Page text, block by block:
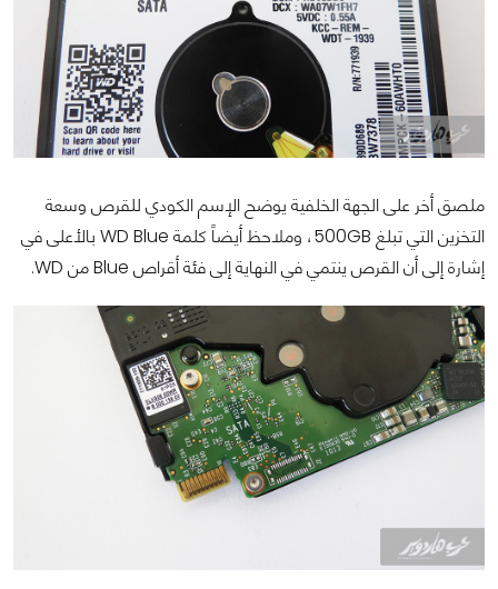
ملصق أخر على الجهة الخلفية يوضح الإسم الكودي للقرص وسعة
التخزين التي تبلغ 500GB، وملاحظ أيضاً كلمة WD Blue بالأعلى في
إشارة إلى أن القرص ينتمي في النهاية إلى فئة أقراص Blue من WD.